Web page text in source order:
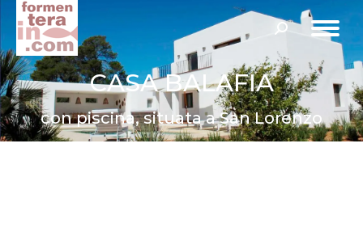
Cerca:
CASA BALAFIA
con piscina, situata a San Lorenzo